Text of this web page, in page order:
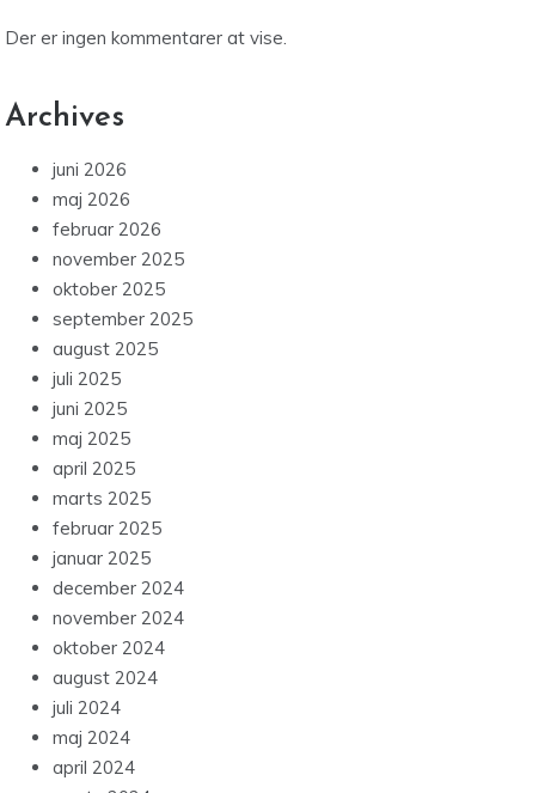
Der er ingen kommentarer at vise.
Archives
juni 2026
maj 2026
februar 2026
november 2025
oktober 2025
september 2025
august 2025
juli 2025
juni 2025
maj 2025
april 2025
marts 2025
februar 2025
januar 2025
december 2024
november 2024
oktober 2024
august 2024
juli 2024
maj 2024
april 2024